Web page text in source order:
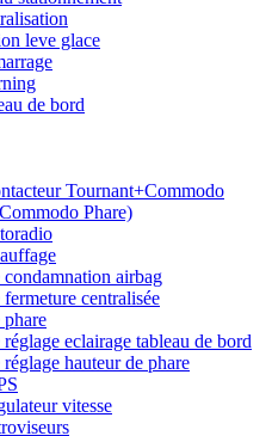
leve glace
de bord
Tournant+Commodo
Phare)
airbag
centralisée
phare
eclairage tableau de bord
hauteur de phare
vitesse